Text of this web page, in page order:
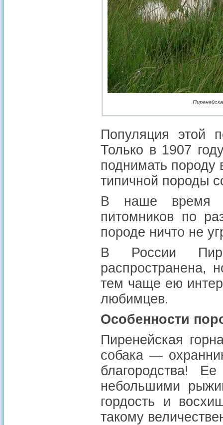
Популяция этой
Только в 1907
поднимать породу
типичной породы
В наше время
питомников по
породе ничто не
В России
распространена,
тем чаще ею
любимцев.
Особенности
Пиренейская
собака —
благородства!
небольшими
гордость и
такому